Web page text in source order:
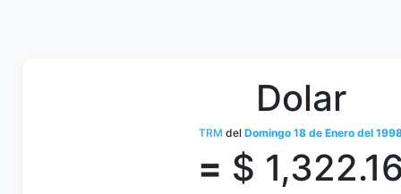
Dolar
TRM del Domingo 18 de Enero del
= $ 1,322.16